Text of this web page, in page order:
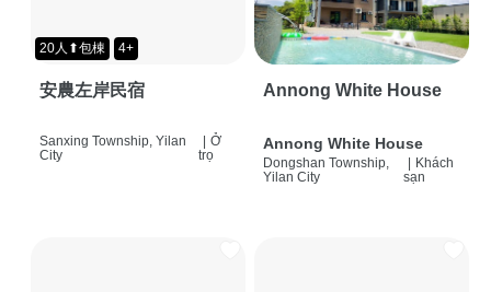
20人⬆包棟 4+
安農左岸民宿
Sanxing Township, Yilan
City
| Ở
trọ
Annong White House
Annong White House
Dongshan Township,
Yilan City
| Khách
sạn